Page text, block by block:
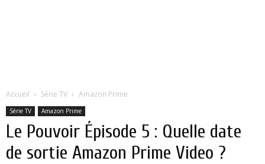
Accueil Série TV Amazon Prime
Série TV Amazon Prime
Le Pouvoir Épisode 5 : Quelle date
de sortie Amazon Prime Video ?